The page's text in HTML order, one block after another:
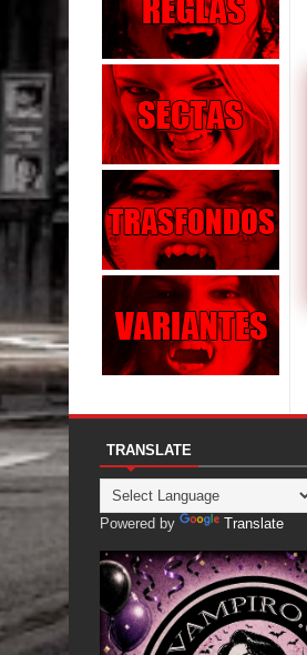
TRANSLATE
Powered by Translate